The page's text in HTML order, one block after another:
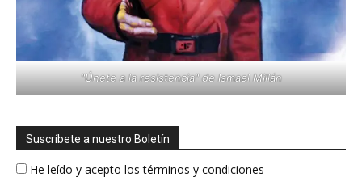
"Únete a la resistencia" de Ismael Millán
Suscríbete a nuestro Boletín
He leído y acepto los términos y condiciones